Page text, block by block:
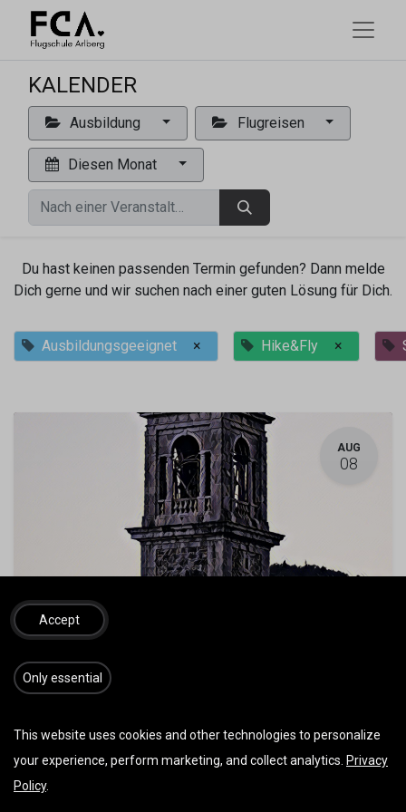
KALENDER
Ausbildung Flugreisen
Diesen Monat
Du hast keinen passenden Termin gefunden? Dann melde
Dich gerne und wir suchen nach einer guten Lösung für Dich.
Ausbildungsgeeignet × Hike&Fly ×
AUG
08
Meduno, Friaul #3 l 08.-14.08.2026
Meduno,Italien
Ausverkauft
Accept
​​​Only essential
This website uses cookies and other technologies to personalize
your experience, perform marketing, and collect analytics. Privacy
Policy.